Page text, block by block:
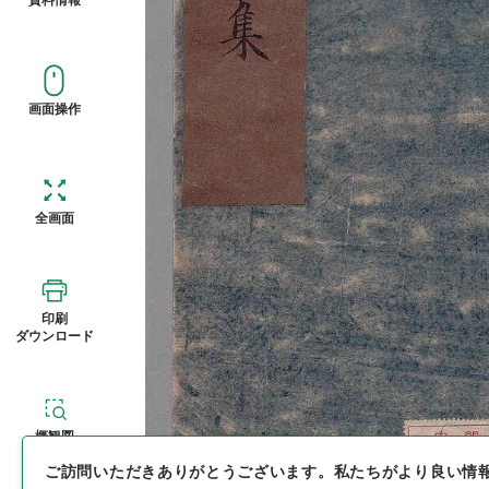
画面操作
全画面
印刷
ダウンロード
概観図
ご訪問いただきありがとうございます。 私たちがより良い情